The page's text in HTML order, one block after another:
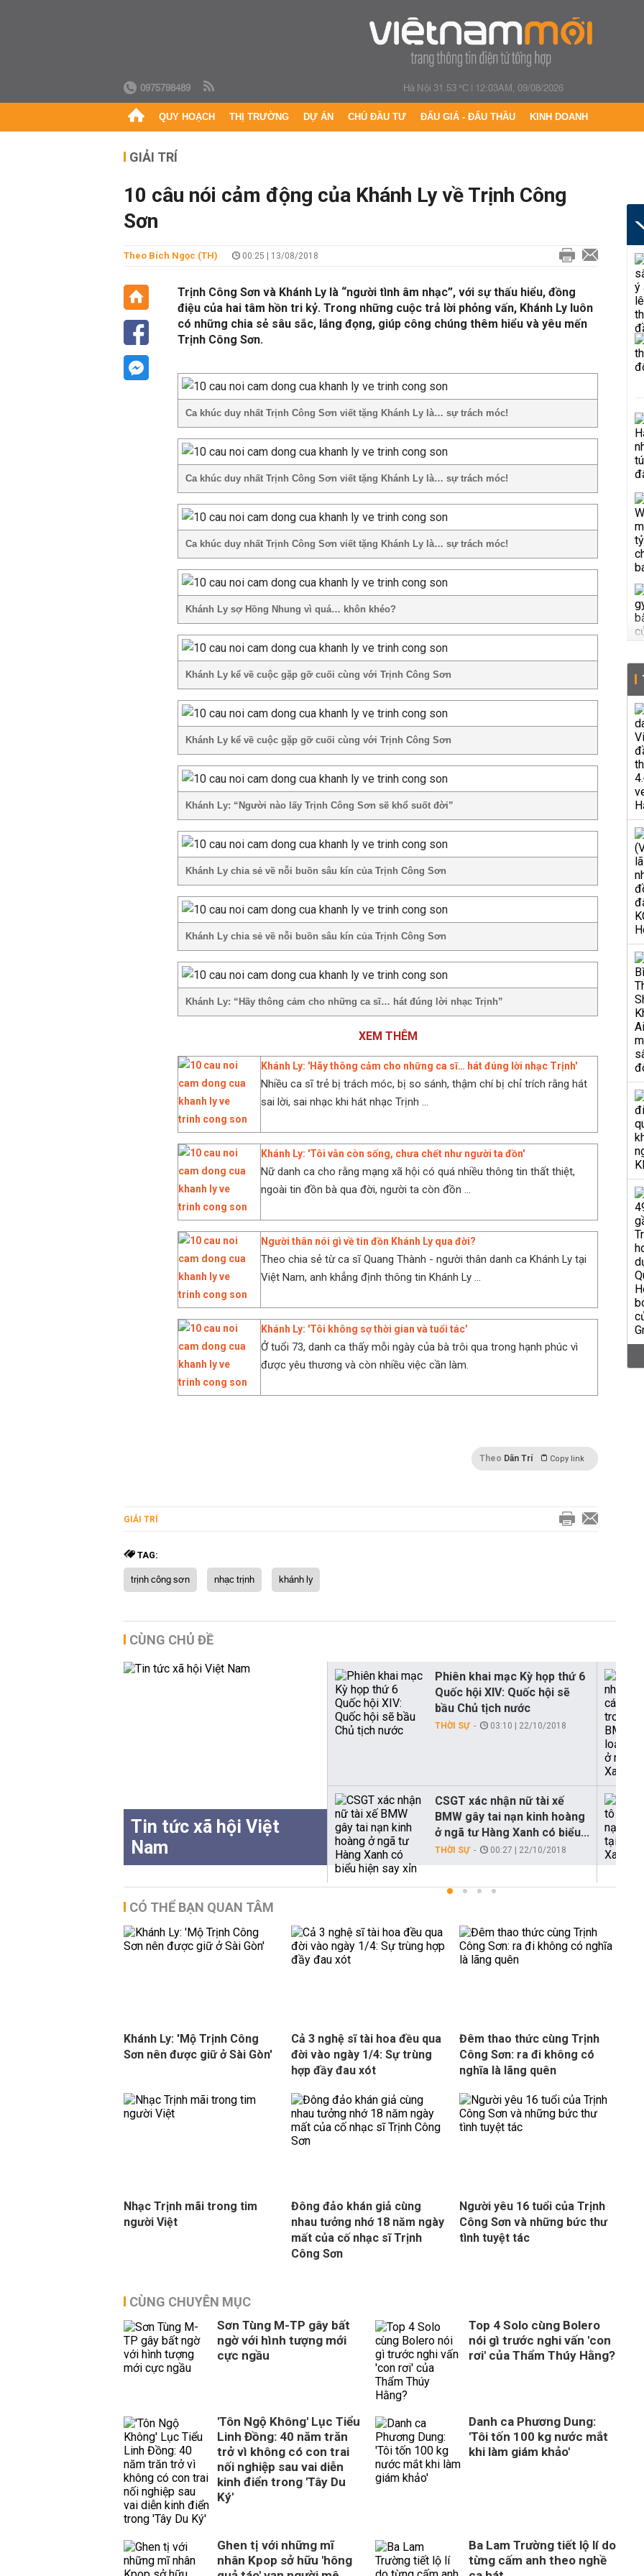
0975798489 Hà Nội 31.53 °C| 12:03AM, 09/08/2026
QUY HOẠCH THỊ TRƯỜNG DỰ ÁN CHỦ ĐẦU TƯ ĐẤU GIÁ - ĐẤU THẦU KINH DOANH
GIẢI TRÍ
10 câu nói cảm động của Khánh Ly về Trịnh Công
Sơn
Theo Bích Ngọc (TH) 00:25 | 13/08/2018
Trịnh Công Sơn và Khánh Ly là “người tình âm nhạc”, với sự thấu hiểu, đồng
điệu của hai tâm hồn tri kỷ. Trong những cuộc trả lời phỏng vấn, Khánh Ly luôn
có những chia sẻ sâu sắc, lắng đọng, giúp công chúng thêm hiểu và yêu mến
Trịnh Công Sơn.
Ca khúc duy nhất Trịnh Công Sơn viết tặng Khánh Ly là… sự trách móc!
Ca khúc duy nhất Trịnh Công Sơn viết tặng Khánh Ly là… sự trách móc!
Ca khúc duy nhất Trịnh Công Sơn viết tặng Khánh Ly là… sự trách móc!
Khánh Ly sợ Hồng Nhung vì quá… khôn khéo?
Khánh Ly kể về cuộc gặp gỡ cuối cùng với Trịnh Công Sơn
Khánh Ly kể về cuộc gặp gỡ cuối cùng với Trịnh Công Sơn
Khánh Ly: “Người nào lấy Trịnh Công Sơn sẽ khổ suốt đời”
Khánh Ly chia sẻ về nỗi buồn sâu kín của Trịnh Công Sơn
Khánh Ly chia sẻ về nỗi buồn sâu kín của Trịnh Công Sơn
Khánh Ly: “Hãy thông cảm cho những ca sĩ… hát đúng lời nhạc Trịnh”
XEM THÊM
Khánh Ly: 'Hãy thông cảm cho những ca sĩ… hát đúng lời nhạc Trịnh'
Nhiều ca sĩ trẻ bị trách móc, bị so sánh, thậm chí bị chỉ trích rằng hát
sai lời, sai nhạc khi hát nhạc Trịnh ...
Khánh Ly: 'Tôi vẫn còn sống, chưa chết như người ta đồn'
Nữ danh ca cho rằng mạng xã hội có quá nhiều thông tin thất thiệt,
ngoài tin đồn bà qua đời, người ta còn đồn ...
Người thân nói gì về tin đồn Khánh Ly qua đời?
Theo chia sẻ từ ca sĩ Quang Thành - người thân danh ca Khánh Ly tại
Việt Nam, anh khẳng định thông tin Khánh Ly ...
Khánh Ly: 'Tôi không sợ thời gian và tuổi tác'
Ở tuổi 73, danh ca thấy mỗi ngày của bà trôi qua trong hạnh phúc vì
được yêu thương và còn nhiều việc cần làm.
Theo Dân Trí Copy link
GIẢI TRÍ
TAG:
trịnh công sơn nhạc trịnh khánh ly
CÙNG CHỦ ĐỀ
Tin tức xã hội Việt
Nam
Phiên khai mạc Kỳ họp thứ 6
Quốc hội XIV: Quốc hội sẽ
bầu Chủ tịch nước
THỜI SỰ 03:10 | 22/10/2018
CSGT xác nhận nữ tài xế
BMW gây tai nạn kinh hoàng
ở ngã tư Hàng Xanh có biểu...
THỜI SỰ 00:27 | 22/10/2018
CÓ THỂ BẠN QUAN TÂM
Khánh Ly: 'Mộ Trịnh Công
Sơn nên được giữ ở Sài Gòn'
Cả 3 nghệ sĩ tài hoa đều qua
đời vào ngày 1/4: Sự trùng
hợp đầy đau xót
Đêm thao thức cùng Trịnh
Công Sơn: ra đi không có
nghĩa là lãng quên
Nhạc Trịnh mãi trong tim
người Việt
Đông đảo khán giả cùng
nhau tưởng nhớ 18 năm ngày
mất của cố nhạc sĩ Trịnh
Công Sơn
Người yêu 16 tuổi của Trịnh
Công Sơn và những bức thư
tình tuyệt tác
CÙNG CHUYÊN MỤC
Sơn Tùng M-TP gây bất
ngờ với hình tượng mới
cực ngầu
Top 4 Solo cùng Bolero
nói gì trước nghi vấn 'con
rơi' của Thẩm Thúy Hằng?
'Tôn Ngộ Không' Lục Tiểu
Linh Đồng: 40 năm trăn
trở vì không có con trai
nối nghiệp sau vai diễn
kinh điển trong 'Tây Du
Ký'
Danh ca Phương Dung:
'Tôi tốn 100 kg nước mắt
khi làm giám khảo'
Ghen tị với những mĩ
nhân Kpop sở hữu 'hông
Ba Lam Trường tiết lộ lí do
từng cấm anh theo nghề